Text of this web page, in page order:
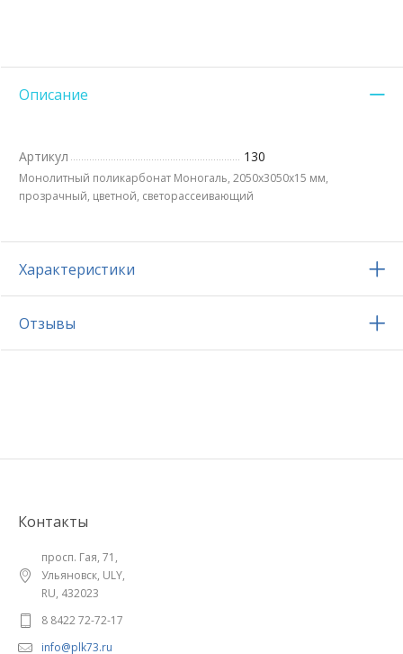
Описание
Артикул 130
Монолитный поликарбонат Моногаль, 2050х3050x15 мм,
прозрачный, цветной, светорассеивающий
Характеристики
Отзывы
Контакты
просп. Гая, 71,
Ульяновск, ULY,
RU, 432023
8 8422 72-72-17
info@plk73.ru